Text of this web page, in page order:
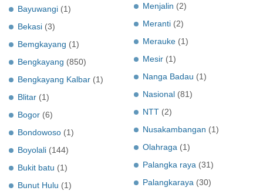
Bayuwangi (1)
Bekasi (3)
Bemgkayang (1)
Bengkayang (850)
Bengkayang Kalbar (1)
Blitar (1)
Bogor (6)
Bondowoso (1)
Boyolali (144)
Bukit batu (1)
Bunut Hulu (1)
Menjalin (2)
Meranti (2)
Merauke (1)
Mesir (1)
Nanga Badau (1)
Nasional (81)
NTT (2)
Nusakambangan (1)
Olahraga (1)
Palangka raya (31)
Palangkaraya (30)